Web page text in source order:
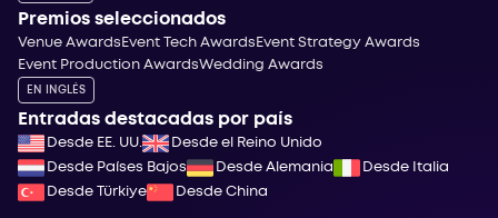
Premios seleccionados
Venue Awards Event Tech Awards Event Strategy Awards
Event Production AwardsWedding Awards
EN INGLÉS
Entradas destacadas por país
Desde EE. UU.
Desde el Reino Unido
Desde Países Bajos
Desde Alemania
Desde Italia
Desde Türkiye
Desde China